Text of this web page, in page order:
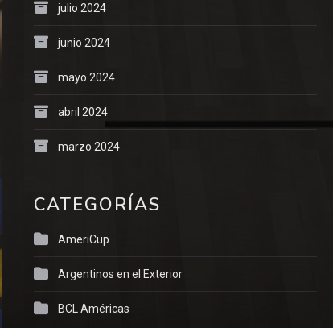
julio 2024
junio 2024
mayo 2024
abril 2024
marzo 2024
CATEGORÍAS
AmeriCup
Argentinos en el Exterior
BCL Américas